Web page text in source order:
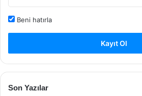
Beni hatırla
Kayıt Ol
Son Yazılar